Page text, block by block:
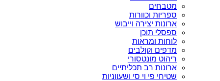
מטבחים
ספריות וכוורות
ארונות יצירה וייבוש
ספסלי תוכן
לוחות ומראות
מדפים וקולבים
ריהוט מונטסורי
ארונות רב תכליתיים
שטיחי פי וי סי ושעווניות